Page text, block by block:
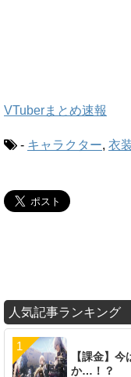
VTuberまとめ速報
- キャラクター, 衣
人気記事ランキング
【課金】
か…！？